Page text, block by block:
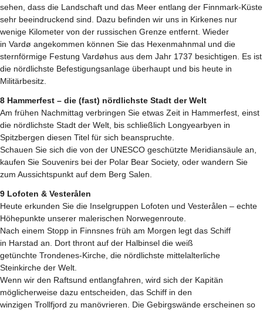
sehen, dass die Landschaft und das Meer entlang der Finnmark-Küste
sehr beeindruckend sind. Dazu befinden wir uns in Kirkenes nur
wenige Kilometer von der russischen Grenze entfernt. Wieder
in Vardø angekommen können Sie das Hexenmahnmal und die
sternförmige Festung Vardøhus aus dem Jahr 1737 besichtigen. Es ist
die nördlichste Befestigungsanlage überhaupt und bis heute in
Militärbesitz.
8 Hammerfest – die (fast) nördlichste Stadt der Welt
Am frühen Nachmittag verbringen Sie etwas Zeit in Hammerfest, einst
die nördlichste Stadt der Welt, bis schließlich Longyearbyen in
Spitzbergen diesen Titel für sich beanspruchte.
Schauen Sie sich die von der UNESCO geschützte Meridiansäule an,
kaufen Sie Souvenirs bei der Polar Bear Society, oder wandern Sie
zum Aussichtspunkt auf dem Berg Salen.
9 Lofoten & Vesterålen
Heute erkunden Sie die Inselgruppen Lofoten und Vesterålen – echte
Höhepunkte unserer malerischen Norwegenroute.
Nach einem Stopp in Finnsnes früh am Morgen legt das Schiff
in Harstad an. Dort thront auf der Halbinsel die weiß
getünchte Trondenes-Kirche, die nördlichste mittelalterliche
Steinkirche der Welt.
Wenn wir den Raftsund entlangfahren, wird sich der Kapitän
möglicherweise dazu entscheiden, das Schiff in den
winzigen Trollfjord zu manövrieren. Die Gebirgswände erscheinen so